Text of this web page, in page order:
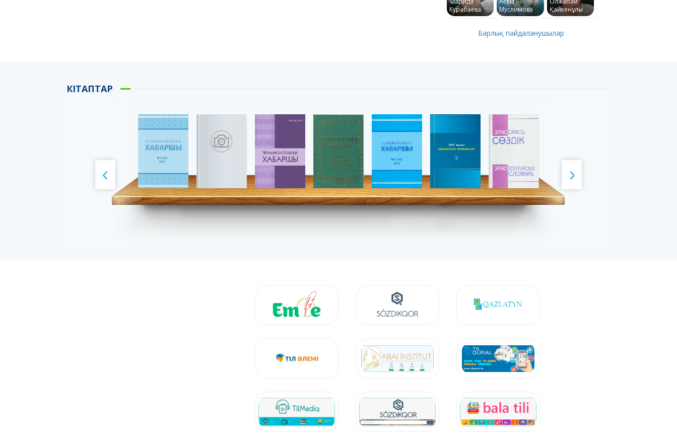
Курабаева
Муслимова
Қайкенұлы
Барлық пайдаланушылар
КІТАПТАР